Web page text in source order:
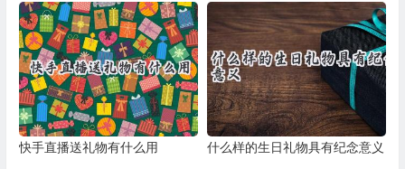
快手直播送礼物有什么用 什么样的生日礼物具有纪念意义